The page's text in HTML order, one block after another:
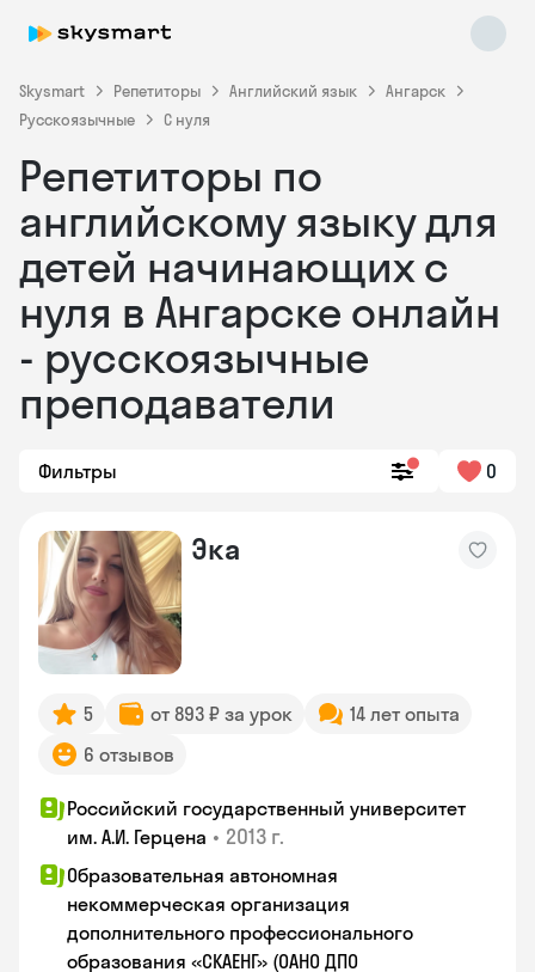
Skysmart Репетиторы Английский язык
Ангарск
Русскоязычные
С нуля
Репетиторы по
английскому языку для
детей начинающих с
нуля в Ангарске онлайн
- русскоязычные
преподаватели
Фильтры 0
Эка
5 от 893 ₽ за урок
14 лет опыта
6 отзывов
Российский государственный университет
им. А.И. Герцена • 2013 г.
Образовательная автономная
некоммерческая организация
дополнительного профессионального
образования «СКАЕНГ» (ОАНО ДПО
Skysmart Chat